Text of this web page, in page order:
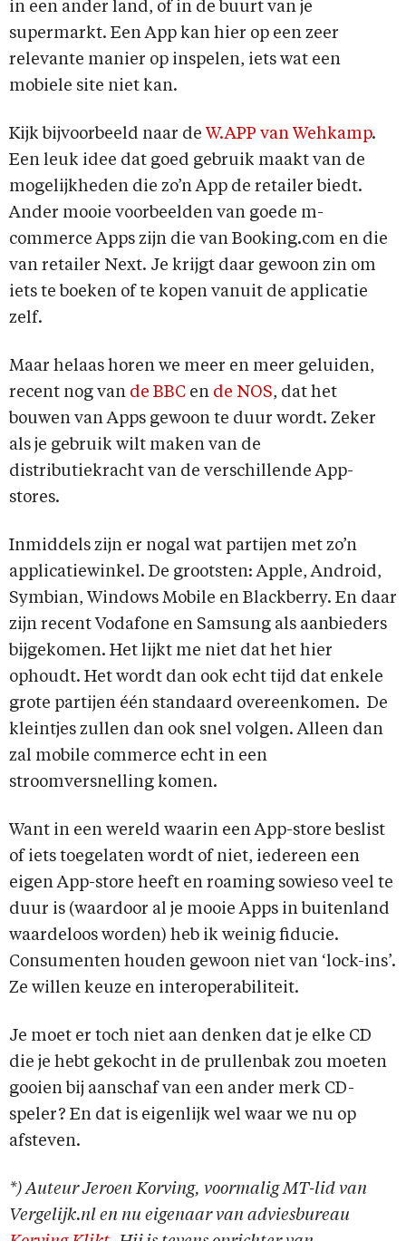
in een ander land, of in de buurt van je
supermarkt. Een App kan hier op een zeer
relevante manier op inspelen, iets wat een
mobiele site niet kan.
Kijk bijvoorbeeld naar de W.APP van Wehkamp.
Een leuk idee dat goed gebruik maakt van de
mogelijkheden die zo’n App de retailer biedt.
Ander mooie voorbeelden van goede m-
commerce Apps zijn die van Booking.com en die
van retailer Next. Je krijgt daar gewoon zin om
iets te boeken of te kopen vanuit de applicatie
zelf.
Maar helaas horen we meer en meer geluiden,
recent nog van de BBC en de NOS, dat het
bouwen van Apps gewoon te duur wordt. Zeker
als je gebruik wilt maken van de
distributiekracht van de verschillende App-
stores.
Inmiddels zijn er nogal wat partijen met zo’n
applicatiewinkel. De grootsten: Apple, Android,
Symbian, Windows Mobile en Blackberry. En daar
zijn recent Vodafone en Samsung als aanbieders
bijgekomen. Het lijkt me niet dat het hier
ophoudt. Het wordt dan ook echt tijd dat enkele
grote partijen één standaard overeenkomen. De
kleintjes zullen dan ook snel volgen. Alleen dan
zal mobile commerce echt in een
stroomversnelling komen.
Want in een wereld waarin een App-store beslist
of iets toegelaten wordt of niet, iedereen een
eigen App-store heeft en roaming sowieso veel te
duur is (waardoor al je mooie Apps in buitenland
waardeloos worden) heb ik weinig fiducie.
Consumenten houden gewoon niet van ‘lock-ins’.
Ze willen keuze en interoperabiliteit.
Je moet er toch niet aan denken dat je elke CD
die je hebt gekocht in de prullenbak zou moeten
gooien bij aanschaf van een ander merk CD-
speler? En dat is eigenlijk wel waar we nu op
afsteven.
*) Auteur Jeroen Korving, voormalig MT-lid van
Vergelijk.nl en nu eigenaar van adviesbureau